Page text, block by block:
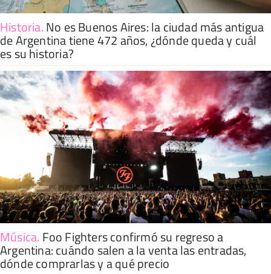
Historia.No es Buenos Aires: la ciudad más antigua
de Argentina tiene 472 años, ¿dónde queda y cuál
es su historia?
Música. Foo Fighters confirmó su regreso a
Argentina: cuándo salen a la venta las entradas,
dónde comprarlas y a qué precio